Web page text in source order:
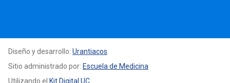
Diseño y desarrollo: Urantiacos
Sitio administrado por: Escuela de Medicina
Utilizando el Kit Digital UC